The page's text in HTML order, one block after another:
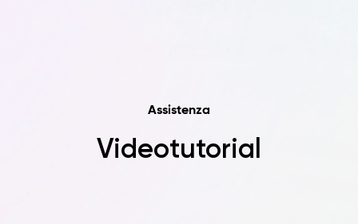
Assistenza
Videotutorial